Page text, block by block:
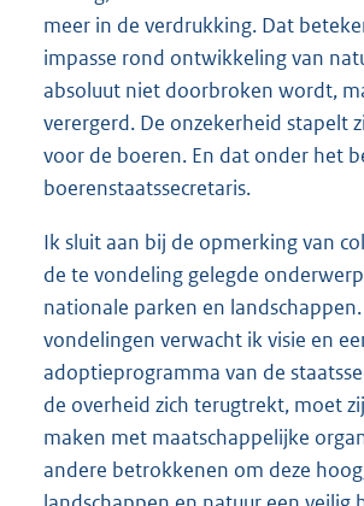
meer in de verdrukking. Dat
impasse rond ontwikkeling van
absoluut niet doorbroken wordt,
verergerd. De onzekerheid stapelt
voor de boeren. En dat onder het
boerenstaatssecretaris.
Ik sluit aan bij de opmerking van
de te vondeling gelegde
nationale parken en landschappen.
vondelingen verwacht ik visie en
adoptieprogramma van de
de overheid zich terugtrekt, moet
maken met maatschappelijke
andere betrokkenen om deze